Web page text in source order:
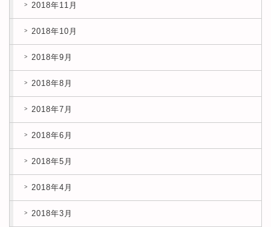
2018年11月
2018年10月
2018年9月
2018年8月
2018年7月
2018年6月
2018年5月
2018年4月
2018年3月